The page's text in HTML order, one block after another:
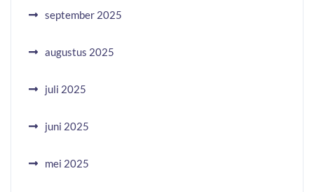
september 2025
augustus 2025
juli 2025
juni 2025
mei 2025